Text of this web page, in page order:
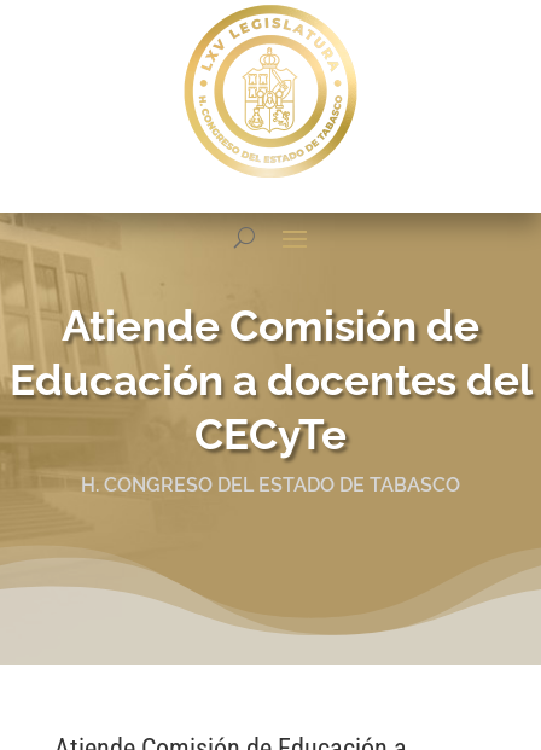
Atiende Comisión de
Educación a docentes del
CECyTe
H. CONGRESO DEL ESTADO DE TABASCO